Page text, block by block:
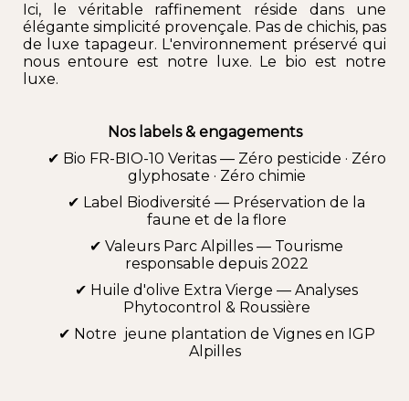
Ici, le véritable raffinement réside dans une
élégante simplicité provençale. Pas de chichis, pas
de luxe tapageur. L'environnement préservé qui
nous entoure est notre luxe. Le bio est notre
luxe.
Nos labels & engagements
✔ Bio FR-BIO-10 Veritas — Zéro pesticide · Zéro
glyphosate · Zéro chimie
✔ Label Biodiversité— Préservation de la
faune et de la flore
✔Valeurs Parc Alpilles — Tourisme
responsable depuis 2022
✔ Huile d'olive Extra Vierge — Analyses
Phytocontrol & Roussière
✔ Notre jeune plantation de Vignes en IGP
Alpilles